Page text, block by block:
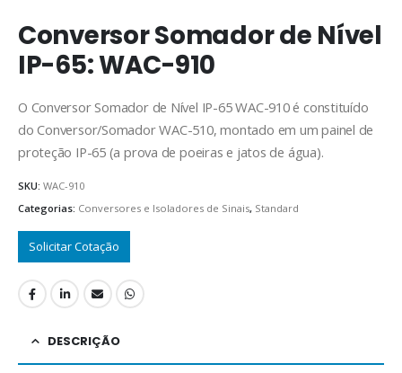
Conversor Somador de Nível
IP-65: WAC-910
O Conversor Somador de Nível IP-65 WAC-910 é constituído
do Conversor/Somador WAC-510, montado em um painel de
proteção IP-65 (a prova de poeiras e jatos de água).
SKU: WAC-910
Categorias: Conversores e Isoladores de Sinais, Standard
Solicitar Cotação
DESCRIÇÃO